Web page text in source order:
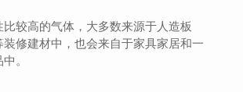
比较高的气体，大多数来源于人造板
修建材中，也会来自于家具家居和一
。